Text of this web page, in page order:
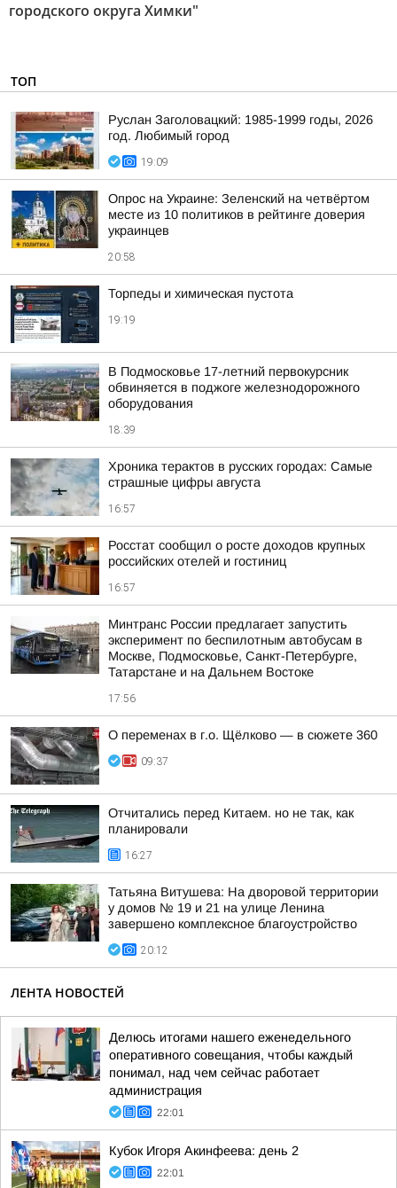
городского округа Химки"
ТОП
Руслан Заголовацкий: 1985-1999 годы, 2026
год. Любимый город
19:09
Опрос на Украине: Зеленский на четвёртом
месте из 10 политиков в рейтинге доверия
украинцев
20:58
Торпеды и химическая пустота
19:19
В Подмосковье 17-летний первокурсник
обвиняется в поджоге железнодорожного
оборудования
18:39
Хроника терактов в русских городах: Самые
страшные цифры августа
16:57
Росстат сообщил о росте доходов крупных
российских отелей и гостиниц
16:57
Минтранс России предлагает запустить
эксперимент по беспилотным автобусам в
Москве, Подмосковье, Санкт-Петербурге,
Татарстане и на Дальнем Востоке
17:56
О переменах в г.о. Щёлково — в сюжете 360
09:37
Отчитались перед Китаем. но не так, как
планировали
16:27
Татьяна Витушева: На дворовой территории
у домов № 19 и 21 на улице Ленина
завершено комплексное благоустройство
20:12
ЛЕНТА НОВОСТЕЙ
Делюсь итогами нашего еженедельного
оперативного совещания, чтобы каждый
понимал, над чем сейчас работает
администрация
22:01
Кубок Игоря Акинфеева: день 2
22:01